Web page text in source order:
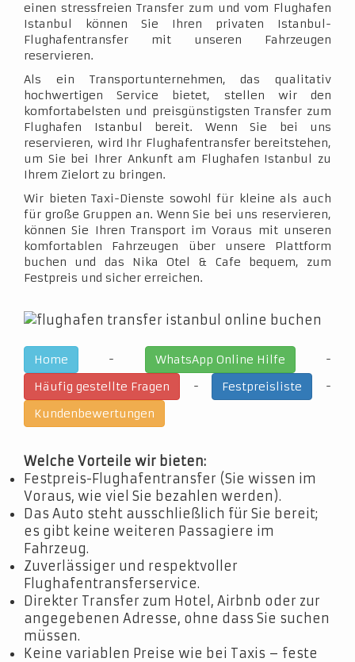
einen stressfreien Transfer zum und vom Flughafen
Istanbul können Sie Ihren privaten Istanbul-
Flughafentransfer mit unseren Fahrzeugen
reservieren.
Als ein Transportunternehmen, das qualitativ
hochwertigen Service bietet, stellen wir den
komfortabelsten und preisgünstigsten Transfer zum
Flughafen Istanbul bereit. Wenn Sie bei uns
reservieren, wird Ihr Flughafentransfer bereitstehen,
um Sie bei Ihrer Ankunft am Flughafen Istanbul zu
Ihrem Zielort zu bringen.
Wir bieten Taxi-Dienste sowohl für kleine als auch
für große Gruppen an. Wenn Sie bei uns reservieren,
können Sie Ihren Transport im Voraus mit unseren
komfortablen Fahrzeugen über unsere Plattform
buchen und das Nika Otel & Cafe bequem, zum
Festpreis und sicher erreichen.
Home - WhatsApp Online Hilfe
-
Häufig gestellte Fragen
- Festpreisliste
-
Kundenbewertungen
Welche Vorteile wir bieten:
Festpreis-Flughafentransfer (Sie wissen im
Voraus, wie viel Sie bezahlen werden).
Das Auto steht ausschließlich für Sie bereit;
es gibt keine weiteren Passagiere im
Fahrzeug.
Zuverlässiger und respektvoller
Flughafentransferservice.
Direkter Transfer zum Hotel, Airbnb oder zur
angegebenen Adresse, ohne dass Sie suchen
müssen.
Keine variablen Preise wie bei Taxis – feste